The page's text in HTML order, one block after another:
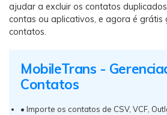
ajudar a excluir os contatos
contas ou aplicativos, e agora é grátis
contatos.
MobileTrans -
Contatos
• Importe os contatos de CSV, VCF,